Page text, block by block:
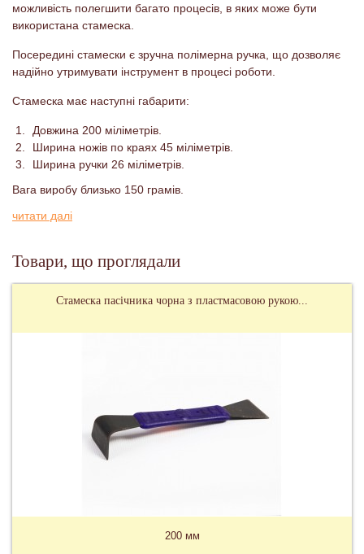
можливість полегшити багато процесів, в яких може бути
використана стамеска.
Посередині стамески є зручна полімерна ручка, що дозволяє
надійно утримувати інструмент в процесі роботи.
Стамеска має наступні габарити:
Довжина 200 міліметрів.
Ширина ножів по краях 45 міліметрів.
Ширина ручки 26 міліметрів.
Вага виробу близько 150 грамів.
читати далі
Товари, що проглядали
Стамеска пасічника чорна з пластмасовою рукою...
200 мм